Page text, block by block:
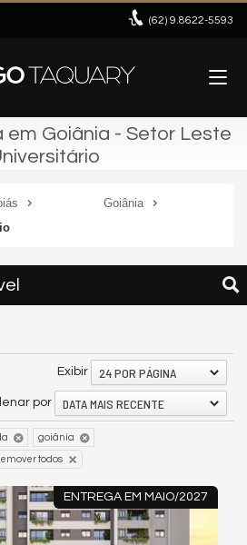
(62) 9.8622-5593
em Goiânia - Setor Leste
Goiânia
Exibir 24 POR PÁGINA
por DATA MAIS RECENTE
goiânia
todos
ENTREGA EM MAIO/2027